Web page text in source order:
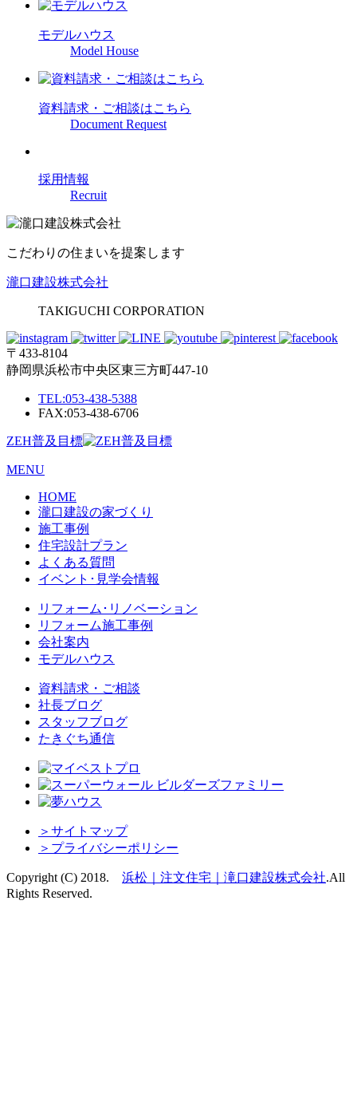
モデルハウス
Model House
資料請求・ご相談はこちら
Document Request
採用情報
Recruit
こだわりの住まいを提案します
瀧口建設株式会社
TAKIGUCHI CORPORATION
〒433-8104
静岡県浜松市中央区東三方町447-10
TEL:053-438-5388
FAX:053-438-6706
ZEH普及目標
MENU
HOME
瀧口建設の家づくり
施工事例
住宅設計プラン
よくある質問
イベント･見学会情報
リフォーム･リノベーション
リフォーム施工事例
会社案内
モデルハウス
資料請求・ご相談
社長ブログ
スタッフブログ
たきぐち通信
＞ サイトマップ
＞ プライバシーポリシー
Copyright (C) 2018. 浜松｜注文住宅｜滝口建設株式会社.All
Rights Reserved.